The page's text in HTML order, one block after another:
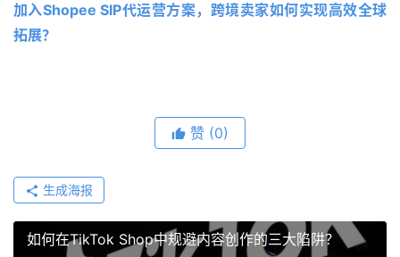
加入Shopee SIP代运营方案，跨境卖家如何实现高效全球
拓展？
赞 (0)
生成海报
如何在TikTok Shop中规避内容创作的三大陷阱？